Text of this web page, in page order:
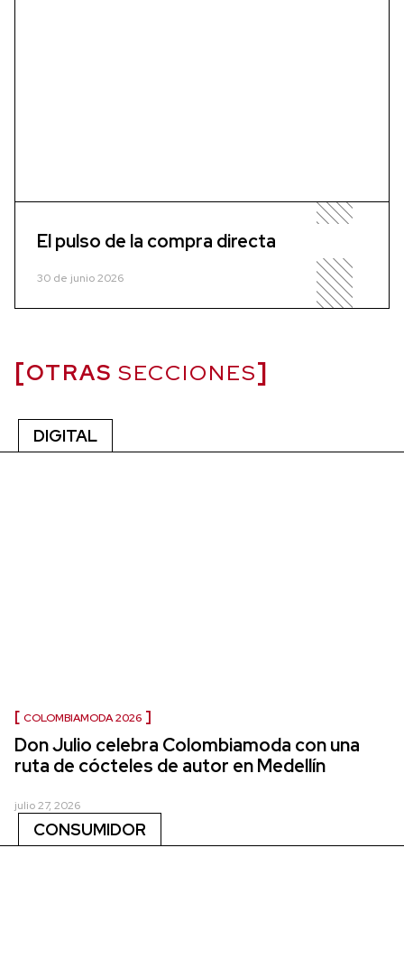
El pulso de la compra directa
30 de junio 2026
OTRAS SECCIONES
DIGITAL
COLOMBIAMODA 2026
Don Julio celebra Colombiamoda con una
ruta de cócteles de autor en Medellín
julio 27, 2026
CONSUMIDOR